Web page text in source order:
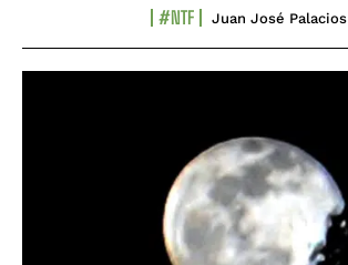
#NTF Juan José Palacios